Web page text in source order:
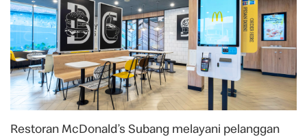
Restoran McDonald’s Subang melayani pelanggan